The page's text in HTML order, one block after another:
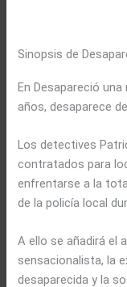
Sinopsis de
En Desapareció
años, desaparece
Los detectives
contratados para
enfrentarse a la
de la policía local
A ello se añadirá el
sensacionalista, la
desaparecida y la